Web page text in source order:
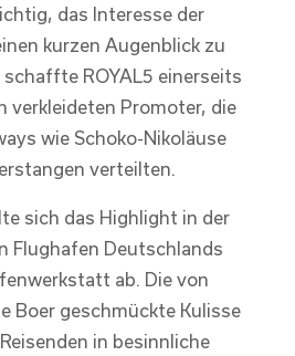
das Interesse der
kurzen Augenblick zu
ROYAL5 einerseits
verkleideten Promoter, die
wie Schoko-Nikoläuse
verteilten.
sich das Highlight in der
Flughafen Deutschlands
ab. Die von
Boer geschmückte Kulisse
in besinnliche